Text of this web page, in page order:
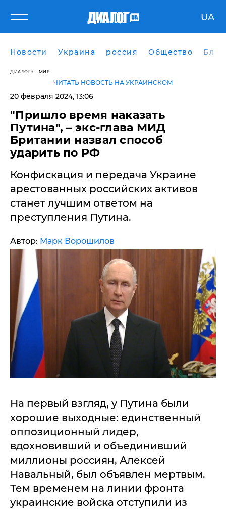
UA
Новости Украина россия Общество
ДИАЛОГ МИР
ЧИТАТЬ НОВОСТЬ НА УКРАИНСКОМ
20 февраля 2024, 13:06
"Пришло время наказать
Путина", – экс-глава МИД
Британии назвал способ
ударить по РФ
Конфискация и передача Украине
арестованных российских активов
станет лучшим ответом на
преступления Путина.
Автор: Марк Ворошилов
На первый взгляд, у Путина были
хорошие выходные: единственный
оппозиционный лидер,
вдохновивший и объединивший
миллионы россиян, Алексей
Навальный, был объявлен мертвым.
Тем временем на линии фронта
украинские войска отступили из